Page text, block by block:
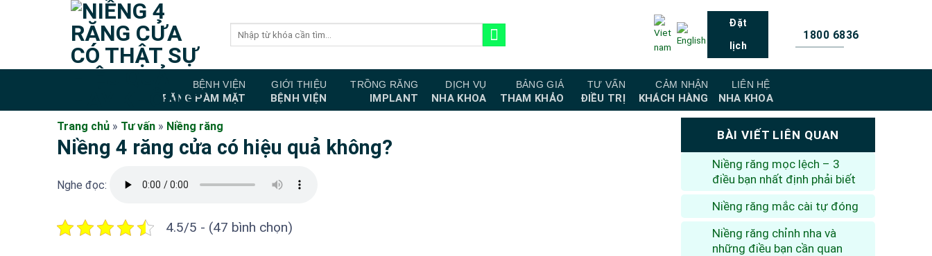
Đặt
lịch
1800 6836
BỆNH VIỆN
RĂNG HÀM MẶT
GIỚI THIỆU
BỆNH VIỆN
TRỒNG RĂNG
IMPLANT
DỊCH VỤ
NHA KHOA
BẢNG GIÁ
THAM KHẢO
TƯ VẤN
ĐIỀU TRỊ
CẢM NHẬN
KHÁCH HÀNG
LIÊN HỆ
NHA KHOA
Trang chủ » Tư vấn » Niềng răng
Niềng 4 răng cửa có hiệu quả không?
Nghe đọc:
4.5/5 - (47 bình chọn)
BÀI VIẾT LIÊN QUAN
Niềng răng mọc lệch – 3
điều bạn nhất định phải biết
Niềng răng mắc cài tự đóng
Niềng răng chỉnh nha và
những điều bạn cần quan